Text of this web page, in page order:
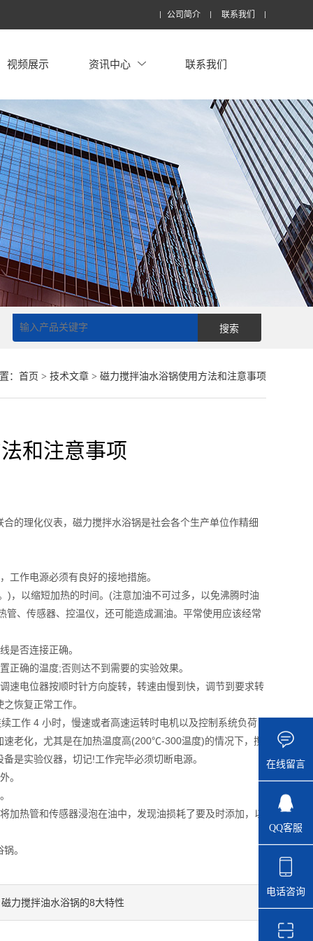
公司简介 联系我们
视频展示 资讯中心 联系我们
： 首页 > 技术文章> 磁力搅拌油水浴锅使用方法和注意事项
和注意事项
理化仪表，磁力搅拌水浴锅是社会各个生产单位作精细
作电源必须有良好的接地措施。
以缩短加热的时间。(注意加油不可过多，以免沸腾时油
、传感器、控温仪，还可能造成漏油。平常使用应该经常
否连接正确。
确的温度;否则达不到需要的实验效果。
电位器按顺时针方向旋转，转速由慢到快，调节到要求转
恢复正常工作。
作 4 小时，慢速或者高速运转时电机以及控制系统负荷
老化，尤其是在加热温度高(200℃-300温度)的情况下，搅
是实验仪器，切记!工作完毕必须切断电源。
。
热管和传感器浸泡在油中，发现油损耗了要及时添加，以
。
磁力搅拌油水浴锅的8大特性
在线留言
QQ客服
电话咨询